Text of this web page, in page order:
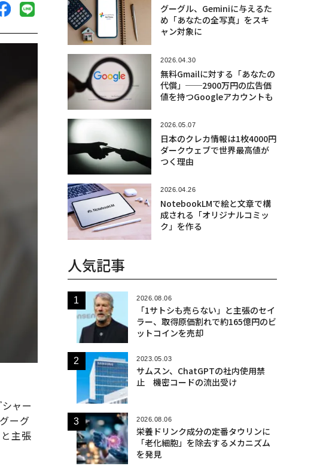
ャー
ーグ
主張
グーグル、Geminiに与えるた
め「あなたの全写真」をスキ
ャン対象に
2026.04.30
無料Gmailに対する「あなたの
代償」──2900万円の広告価
値を持つGoogleアカウントも
2026.05.07
日本のクレカ情報は1枚4000円
ダークウェブで世界最高値が
つく理由
2026.04.26
NotebookLMで絵と文章で構
成される「オリジナルコミッ
ク」を作る
人気記事
2026.08.06
「1サトシも売らない」と主張のセイ
ラー、取得原価割れで約165億円のビ
ットコインを売却
2023.05.03
サムスン、ChatGPTの社内使用禁
止 機密コードの流出受け
2026.08.06
栄養ドリンク成分の定番タウリンに
「老化細胞」を除去するメカニズム
を発見